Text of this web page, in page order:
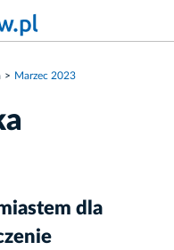
Marzec 2023
dla